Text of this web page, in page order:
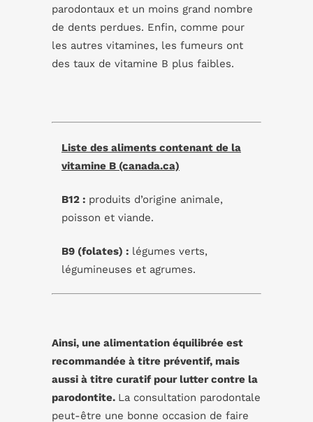
parodontaux et un moins grand nombre
de dents perdues. Enfin, comme pour
les autres vitamines, les fumeurs ont
des taux de vitamine B plus faibles.
Liste des aliments contenant de la
vitamine B (canada.ca)
B12 : produits d’origine animale,
poisson et viande.
B9 (folates) : légumes verts,
légumineuses et agrumes.
Ainsi, une alimentation équilibrée est
recommandée à titre préventif, mais
aussi à titre curatif pour lutter contre la
parodontite. La consultation parodontale
peut-être une bonne occasion de faire